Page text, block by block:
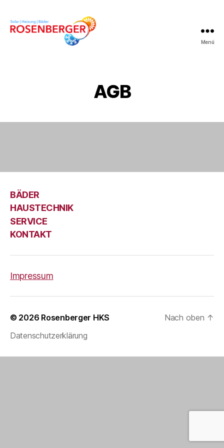
Menü
AGB
BÄDER
HAUSTECHNIK
SERVICE
KONTAKT
Impressum
© 2026 Rosenberger HKS
Datenschutzerklärung
Nach oben ↑